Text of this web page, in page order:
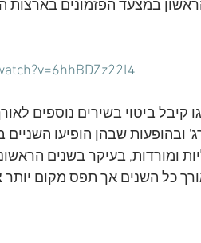
במצעד הפזמונים בארצות
קיבל ביטוי בשירים נוספים
ובהופעות שבהן הופיעו השניים
ומורדות, בעיקר בשנים
כל השנים אך תפס מקום יותר